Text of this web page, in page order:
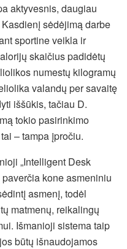
aktyvesnis, daugiau
sėdėjimą darbe
sportine veikla ir
skaičius padidėtų
numestų kilogramų
valandų per savaitę
iššūkis, tačiau D.
tokio pasirinkimo
– tampa įpročiu.
„Intelligent Desk
kone asmeniniu
asmenį, todėl
matmenų, reikalingų
Išmanioji sistema taip
būtų išnaudojamos